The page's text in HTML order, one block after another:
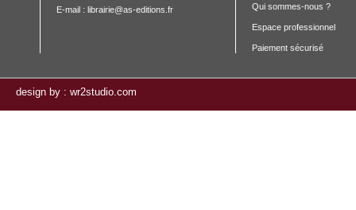
E-mail : librairie@as-editions.fr Qui sommes-nous ?
Espace professionnel
Paiement sécurisé
design by : wr2studio.com